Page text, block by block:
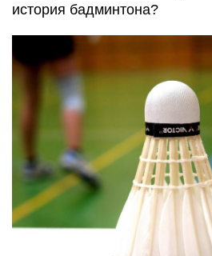
история бадминтона?